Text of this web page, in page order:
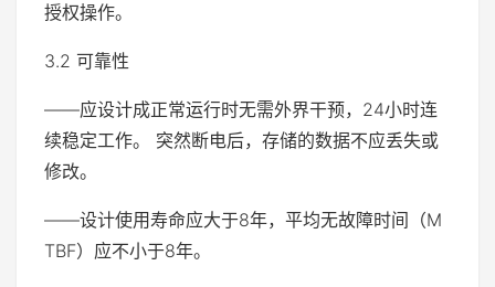
授权操作。
3.2 可靠性
——应设计成正常运行时无需外界干预，24小时连
续稳定工作。 突然断电后，存储的数据不应丢失或
修改。
——设计使用寿命应大于8年，平均无故障时间（M
TBF）应不小于8年。